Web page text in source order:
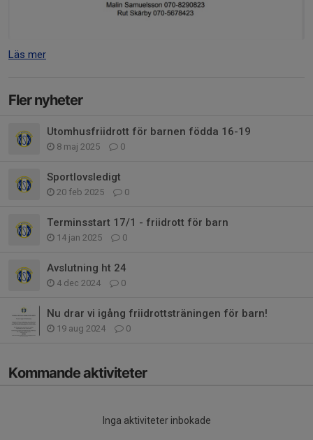
Läs mer
Fler nyheter
Utomhusfriidrott för barnen födda 16-19
8 maj 2025 0
Sportlovsledigt
20 feb 2025 0
Terminsstart 17/1 - friidrott för barn
14 jan 2025 0
Avslutning ht 24
4 dec 2024 0
Nu drar vi igång friidrottsträningen för barn!
19 aug 2024 0
Kommande aktiviteter
Inga aktiviteter inbokade